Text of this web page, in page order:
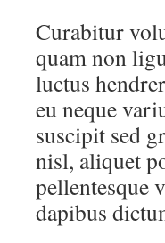
Curabitur
quam non
luctus
eu neque
suscipit sed
nisl, aliquet
pellentesque
dapibus